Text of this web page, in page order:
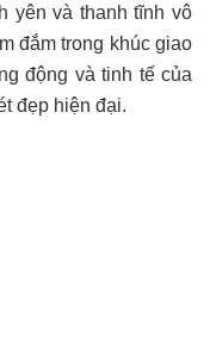
yên và thanh tĩnh vô
đắm trong khúc giao
động và tinh tế của
đẹp hiện đại.